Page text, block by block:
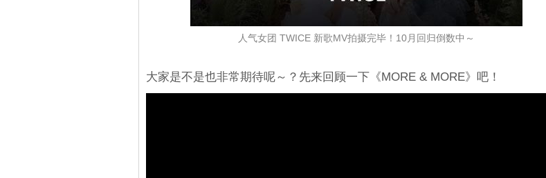
人气女团 TWICE 新歌MV拍摄完毕！10月回归倒数中～
大家是不是也非常期待呢～？先来回顾一下《MORE & MORE》吧！